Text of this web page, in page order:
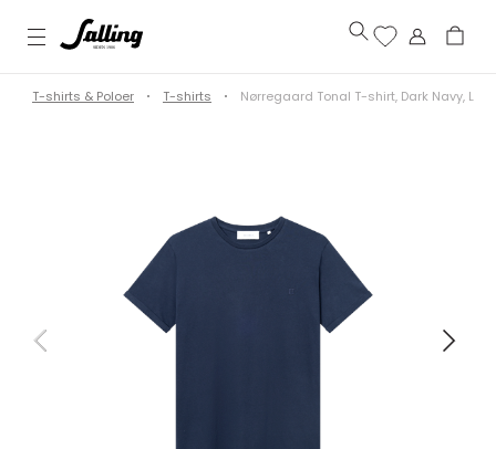
T-shirts & Poloer T-shirts Nørregaard Tonal T-shirt, Dark Navy, L